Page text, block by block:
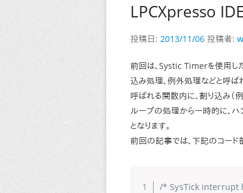
LPCXpresso
投稿日: 2013/11/06 投稿者:
前回は、Systic Timerを使用し
込み処理、例外処理などと呼ば
呼ばれる関数内に、割り込み（
ループの処理から一時的に、
となります。
前回の記事では、下記のコード
/* SysTick interrupt